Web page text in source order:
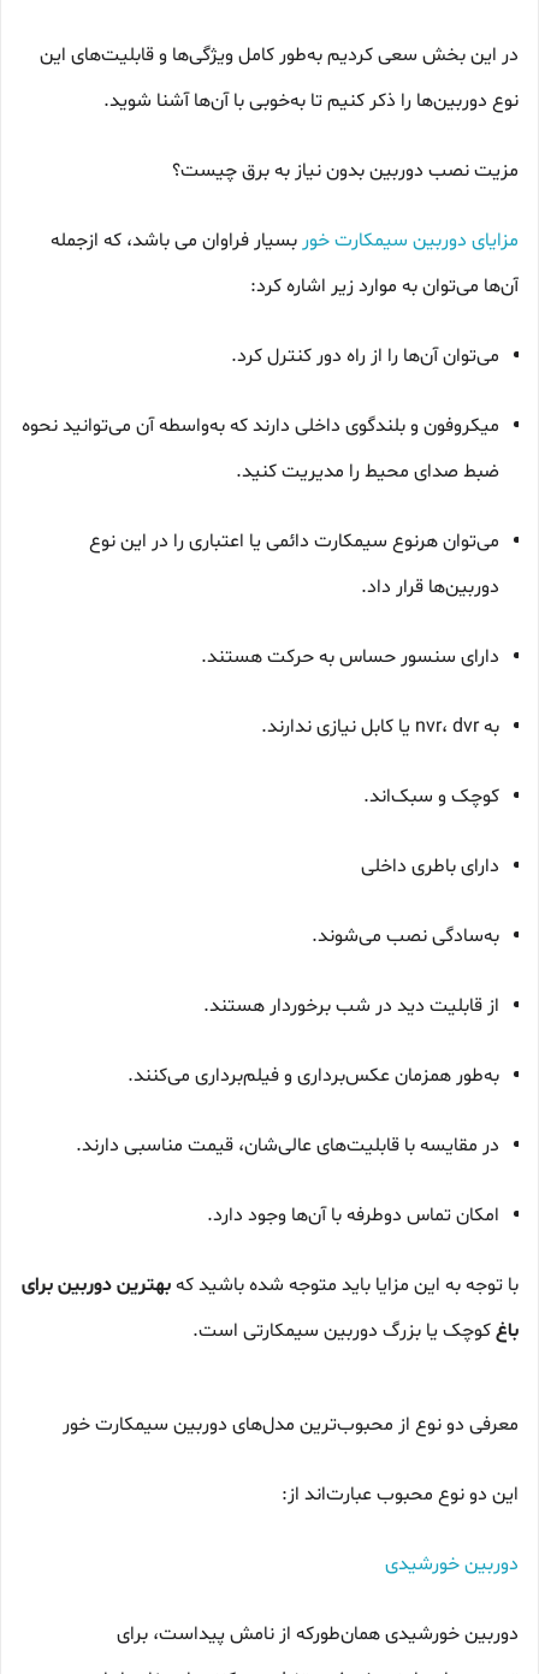
در این بخش سعی کردیم به‌طور کامل ویژگی‌ها و قابلیت‌های این
نوع دوربین‌ها را ذکر کنیم تا به‌خوبی با آن‌ها آشنا شوید.
مزیت نصب دوربین بدون نیاز به برق چیست؟
مزایای دوربین سیمکارت خور بسیار فراوان می باشد، که ازجمله
آن‌ها می‌توان به موارد زیر اشاره کرد:
می‌توان آن‌ها را از راه دور کنترل کرد.
میکروفون و بلندگوی داخلی دارند که به‌واسطه آن می‌توانید نحوه
ضبط صدای محیط را مدیریت کنید.
می‌توان هرنوع سیمکارت دائمی یا اعتباری را در این نوع
دوربین‌ها قرار داد.
دارای سنسور حساس به حرکت هستند.
به nvr، dvr یا کابل نیازی ندارند.
کوچک و سبک‌اند.
دارای باطری داخلی
به‌سادگی نصب می‌شوند.
از قابلیت دید در شب برخوردار هستند.
به‌طور همزمان عکس‌برداری و فیلم‌برداری می‌کنند.
در مقایسه با قابلیت‌های عالی‌شان، قیمت مناسبی دارند.
امکان تماس دوطرفه با آن‌ها وجود دارد.
با توجه به این مزایا باید متوجه شده باشید کهبهترین دوربین برای
باغکوچک یا بزرگ دوربین سیمکارتی است.
معرفی دو نوع از محبوب‌ترین مدل‌های دوربین سیمکارت خور
این دو نوع محبوب عبارت‌اند از:
دوربین خورشیدی
دوربین خورشیدی همان‌طورکه از نامش پیداست، برای